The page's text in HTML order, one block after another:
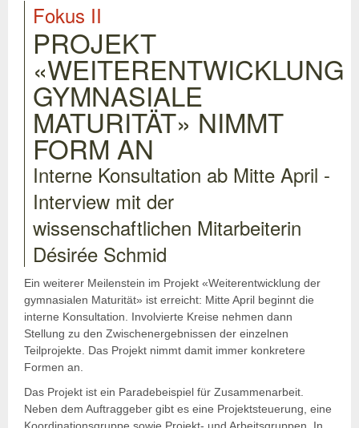
Fokus II
PROJEKT
«WEITERENTWICKLUNG
GYMNASIALE
MATURITÄT» NIMMT
FORM AN
Interne Konsultation ab Mitte April -
Interview mit der
wissenschaftlichen Mitarbeiterin
Désirée Schmid
Ein weiterer Meilenstein im Projekt «Weiterentwicklung der
gymnasialen Maturität» ist erreicht: Mitte April beginnt die
interne Konsultation. Involvierte Kreise nehmen dann
Stellung zu den Zwischenergebnissen der einzelnen
Teilprojekte. Das Projekt nimmt damit immer konkretere
Formen an.
Das Projekt ist ein Paradebeispiel für Zusammenarbeit.
Neben dem Auftraggeber gibt es eine Projektsteuerung, eine